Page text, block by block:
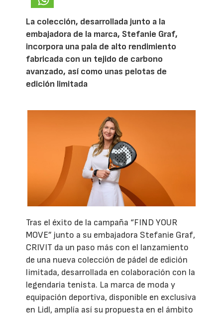
La colección, desarrollada junto a la
embajadora de la marca, Stefanie Graf,
incorpora una pala de alto rendimiento
fabricada con un tejido de carbono
avanzado, así como unas pelotas de
edición limitada
Tras el éxito de la campaña “FIND YOUR
MOVE” junto a su embajadora Stefanie Graf,
CRIVIT da un paso más con el lanzamiento
de una nueva colección de pádel de edición
limitada, desarrollada en colaboración con la
legendaria tenista. La marca de moda y
equipación deportiva, disponible en exclusiva
en Lidl, amplía así su propuesta en el ámbito